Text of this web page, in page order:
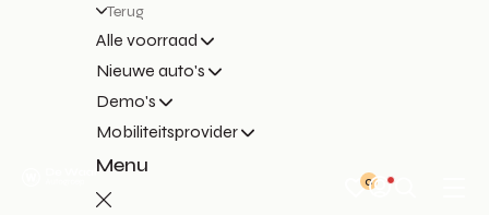
Terug
Alle voorraad
Nieuwe auto's
Demo's
Mobiliteitsprovider
Menu
0